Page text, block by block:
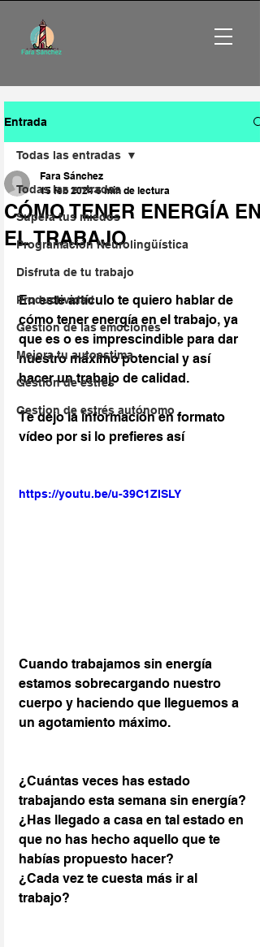
Entrada
Todas las entradas
Supera tus miedos
Programación Neurolingüística
Disfruta de tu trabajo
Productividad
Gestión de las emociones
Mejora tu autoestima
Gestión de estrés
Gestion de estrés autónomo
Todas las entradas
CÓMO TENER ENERGÍA EN
EL TRABAJO
Fara Sánchez
15 feb 2024 6 min de lectura
En este artículo te quiero hablar de
cómo tener energía en el trabajo, ya
que es o es imprescindible para dar
nuestro máximo potencial y así
hacer un trabajo de calidad.
Te dejo la información en formato
vídeo por si lo prefieres así
https://youtu.be/u-39C1ZISLY
Cuando trabajamos sin energía
estamos sobrecargando nuestro
cuerpo y haciendo que lleguemos a
un agotamiento máximo.
¿Cuántas veces has estado
trabajando esta semana sin energía?
¿Has llegado a casa en tal estado en
que no has hecho aquello que te
habías propuesto hacer?
¿Cada vez te cuesta más ir al
trabajo?